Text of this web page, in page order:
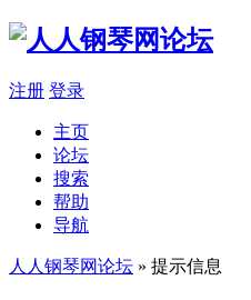
注册 登录
主页
论坛
搜索
帮助
导航
人人钢琴网论坛 » 提示信息